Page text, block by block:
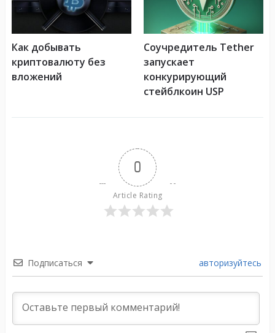
Как добывать
криптовалюту без
вложений
Соучредитель Tether
запускает
конкурирующий
стейблкоин USP
0
Article Rating
Подписаться авторизуйтесь